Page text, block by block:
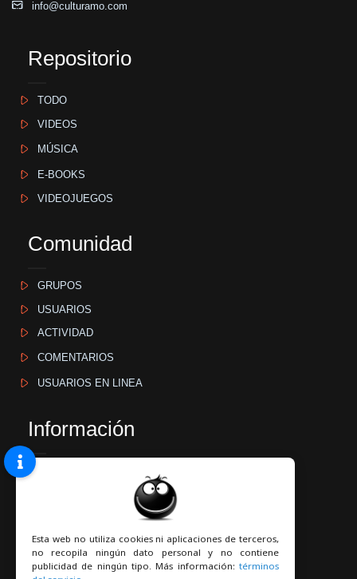
info@culturamo.com
Repositorio
TODO
VIDEOS
MÚSICA
E-BOOKS
VIDEOJUEGOS
Comunidad
GRUPOS
USUARIOS
ACTIVIDAD
COMENTARIOS
USUARIOS EN LINEA
Información
GUÍA
TÉRMINOS DEL SERVICIO
POLÍTICA DE PRIVACIDAD
Esta web no utiliza cookies ni aplicaciones de terceros,
no recopila ningún dato personal y no contiene
publicidad de ningún tipo. Más información: términos